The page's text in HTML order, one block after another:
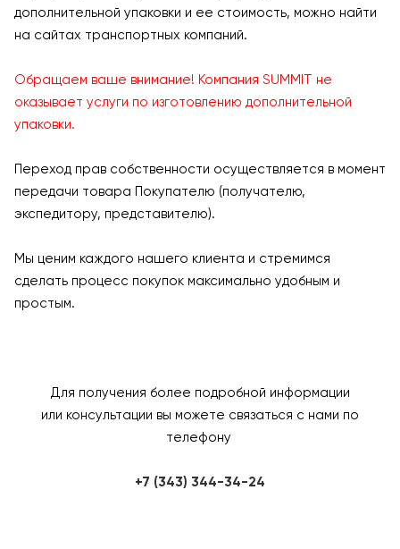
дополнительной упаковки и ее стоимость, можно найти
на сайтах транспортных компаний.
Обращаем ваше внимание! Компания SUMMIT не
оказывает услуги по изготовлению дополнительной
упаковки.
Переход прав собственности осуществляется в момент
передачи товара Покупателю (получателю,
экспедитору, представителю).
Мы ценим каждого нашего клиента и стремимся
сделать процесс покупок максимально удобным и
простым.
Для получения более подробной информации
или консультации вы можете связаться с нами по
телефону
+7 (343) 344-34-24